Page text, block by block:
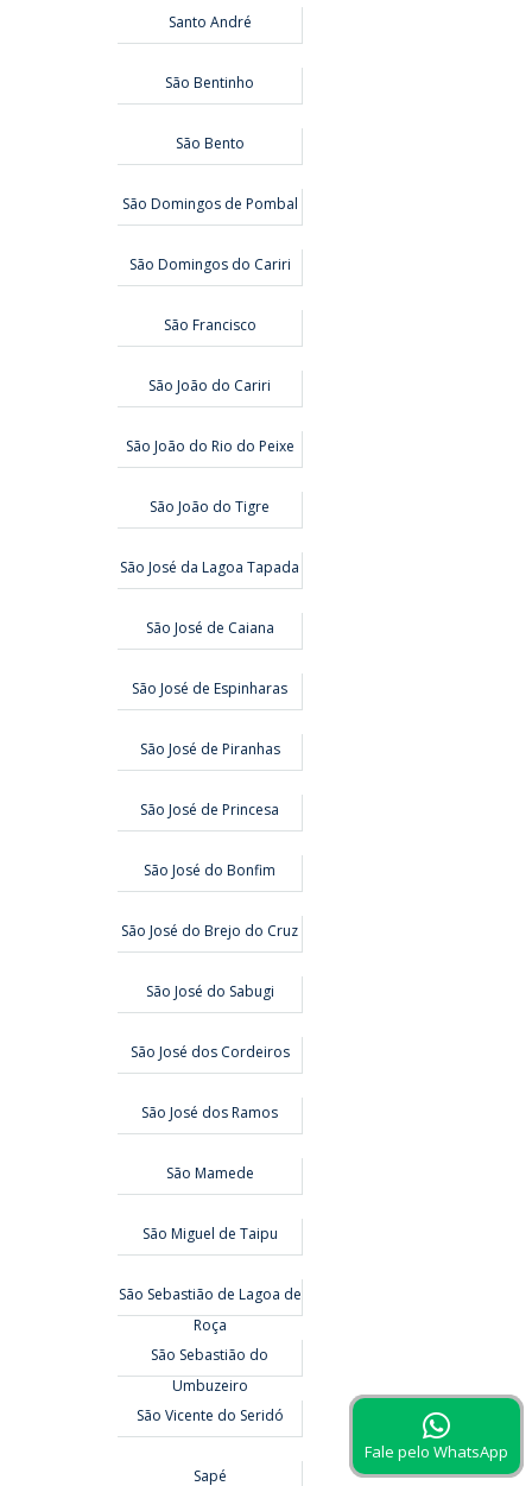
Santo André
São Bentinho
São Bento
São Domingos de Pombal
São Domingos do Cariri
São Francisco
São João do Cariri
São João do Rio do Peixe
São João do Tigre
São José da Lagoa Tapada
São José de Caiana
São José de Espinharas
São José de Piranhas
São José de Princesa
São José do Bonfim
São José do Brejo do Cruz
São José do Sabugi
São José dos Cordeiros
São José dos Ramos
São Mamede
São Miguel de Taipu
São Sebastião de Lagoa de
Roça
São Sebastião do
Umbuzeiro
São Vicente do Seridó
Sapé
Fale pelo WhatsApp